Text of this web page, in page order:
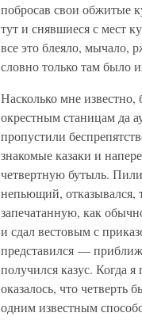
побросав свои обжитые
тут и снявшиеся с мест
все это блеяло, мычало,
словно только там было
Насколько мне
окрестным станицам да
пропустили
знакомые казаки и
четвертную бутыль.
непьющий, отказывался,
запечатанную, как
и сдал вестовым с
представился —
получился казус. Когда
оказалось, что
одним известным